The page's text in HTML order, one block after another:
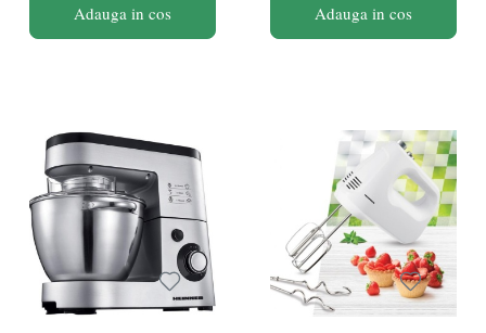
Adauga in cos Adauga in cos